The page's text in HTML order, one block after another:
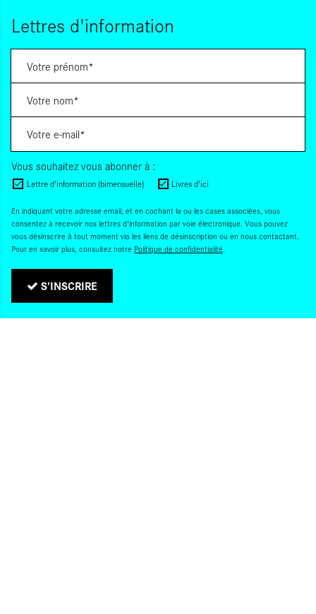
Lettres d'information
Vous souhaitez vous abonner à :
Lettre d'information (bimensuelle) Livres d'ici
En indiquant votre adresse email, et en cochant la ou les cases associées, vous
consentez à recevoir nos lettres d'information par voie électronique. Vous pouvez
vous désinscrire à tout moment via les liens de désinscription ou en nous contactant.
Pour en savoir plus, consultez notre Politique de confidentialité.
S'INSCRIRE